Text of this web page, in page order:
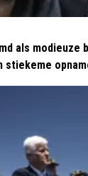
als modieuze
stiekeme